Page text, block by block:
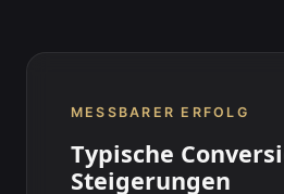
MESSBARER ERFOLG
Typische
Steigerungen